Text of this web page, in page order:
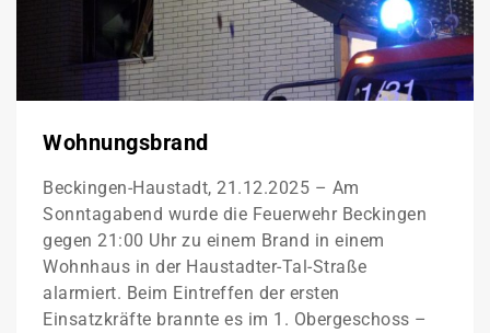
Wohnungsbrand
Beckingen-Haustadt, 21.12.2025 – Am
Sonntagabend wurde die Feuerwehr Beckingen
gegen 21:00 Uhr zu einem Brand in einem
Wohnhaus in der Haustadter-Tal-Straße
alarmiert. Beim Eintreffen der ersten
Einsatzkräfte brannte es im 1. Obergeschoss –